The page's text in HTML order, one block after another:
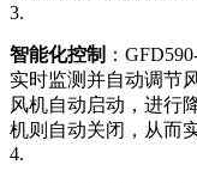
3.
智能化控制 ：
实时监测并自动调节
风机自动启动，进行
机则自动关闭，从而
4.